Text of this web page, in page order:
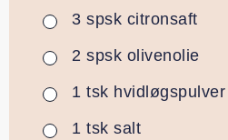
▢
3 spsk citronsaft
▢
2 spsk olivenolie
▢
1 tsk hvidløgspulver
▢
1 tsk salt